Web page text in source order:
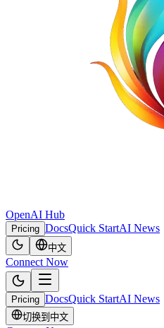
OpenAI Hub
Pricing DocsQuick StartAI News
中文
Connect Now
Pricing DocsQuick StartAI News
切换到中文